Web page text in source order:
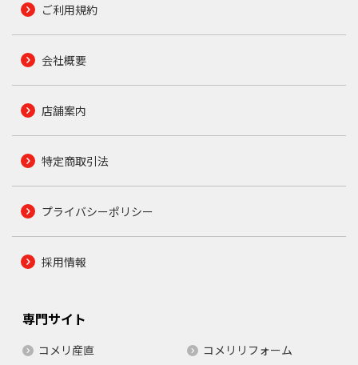
ご利用規約
会社概要
店舗案内
特定商取引法
プライバシーポリシー
採用情報
専門サイト
コメリ産直 コメリリフォーム